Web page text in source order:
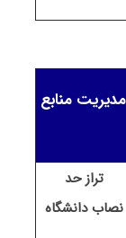
منابع
تراز حد
نصاب دانشگاه